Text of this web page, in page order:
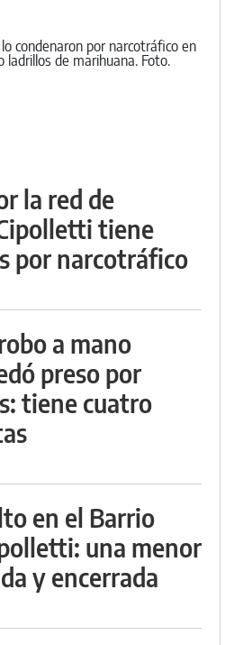
la red de
tiene
por narcotráfico
a mano
preso por
tiene cuatro
en el Barrio
una menor
y encerrada